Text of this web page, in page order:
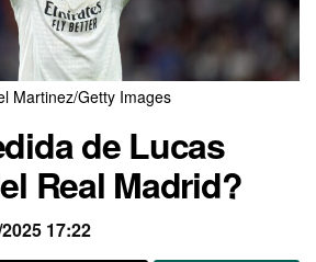
Martinez/Getty Images
de Lucas
Real Madrid?
17:22